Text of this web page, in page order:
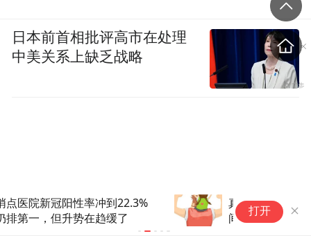
真正的健康是免疫平衡|科普时
间
打开
日本前首相批评高市在处理
中美关系上缺乏战略